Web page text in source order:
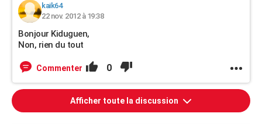
kaik64
22 nov. 2012 à 19:38
Bonjour Kiduguen,
Non, rien du tout
Commenter 0
Afficher toute la discussion